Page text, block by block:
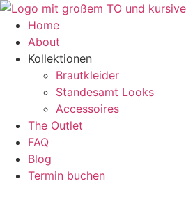
Zum
Inhalt
springen
Home
About
Kollektionen
Brautkleider
Standesamt Looks
Accessoires
The Outlet
FAQ
Blog
Termin buchen